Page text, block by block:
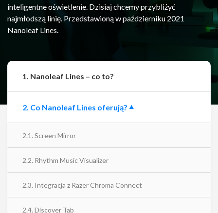
inteligentne oświetlenie. Dzisiaj chcemy przybliżyć
najmłodszą linię. Przedstawioną w październiku 2021
Nanoleaf Lines.
1. Nanoleaf Lines – co to?
2. Co Nanoleaf Lines oferują?
2.1. Screen Mirror
2.2. Rhythm Music Visualizer
2.3. Integracja z Razer Chroma Connect
2.4. Discover Tab